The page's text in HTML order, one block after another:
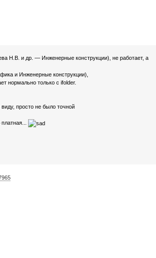
Н.В. и др. — Инженерные конструкции), не работает, а
и Инженерные конструкции),
нормально только с ifolder.
просто не было точной